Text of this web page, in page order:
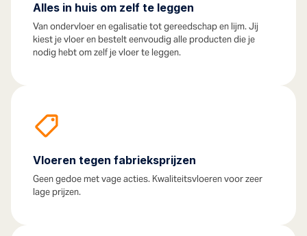
Alles in huis om zelf te leggen
Van ondervloer en egalisatie tot gereedschap en lijm. Jij
kiest je vloer en bestelt eenvoudig alle producten die je
nodig hebt om zelf je vloer te leggen.
Vloeren tegen fabrieksprijzen
Geen gedoe met vage acties. Kwaliteitsvloeren voor zeer
lage prijzen.